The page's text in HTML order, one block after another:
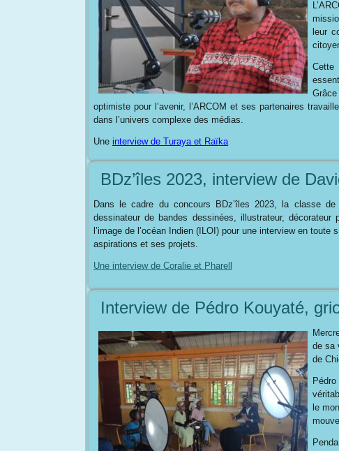
leur
Cette
optimiste pour l’avenir, l’ARCOM et ses partenaires
dans l’univers complexe des médias.
Une interview de Turaya et Raïka
BDz’îles 2023, interview de
Dans le cadre du concours BDz’îles 2023, la classe
dessinateur de bandes dessinées, illustrateur,
l’image de l’océan Indien (ILOI) pour une interview en
aspirations et ses projets.
Une interview de Coralie et Pharell
Interview de Pédro Kouyaté,
de sa
de
le